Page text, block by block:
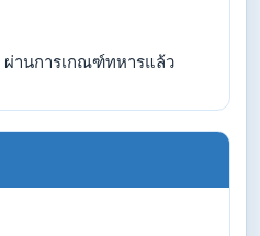
ผ่านการเกณฑ์ทหารแล้ว